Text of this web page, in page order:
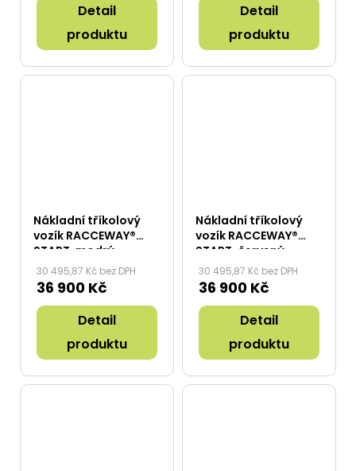
Detail
produktu
Detail
produktu
Nákladní tříkolový
vozík RACCEWAY®
START, modrý
30 495,87 Kč bez DPH
36 900 Kč
Detail
produktu
Nákladní tříkolový
vozík RACCEWAY®
START, červený
30 495,87 Kč bez DPH
36 900 Kč
Detail
produktu